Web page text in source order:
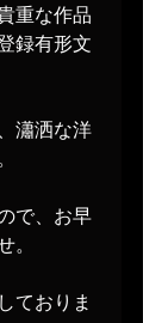
重な作品
録有形文
瀟洒な洋
で、お早
。
ておりま